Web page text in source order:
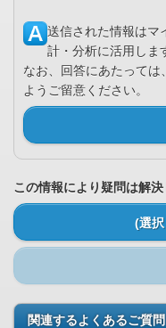
送信された情報はマ
計・分析に活用しま
なお、回答にあたって
ようご留意ください。
この情報により疑問は解決
(選
関連するよくあるご質問